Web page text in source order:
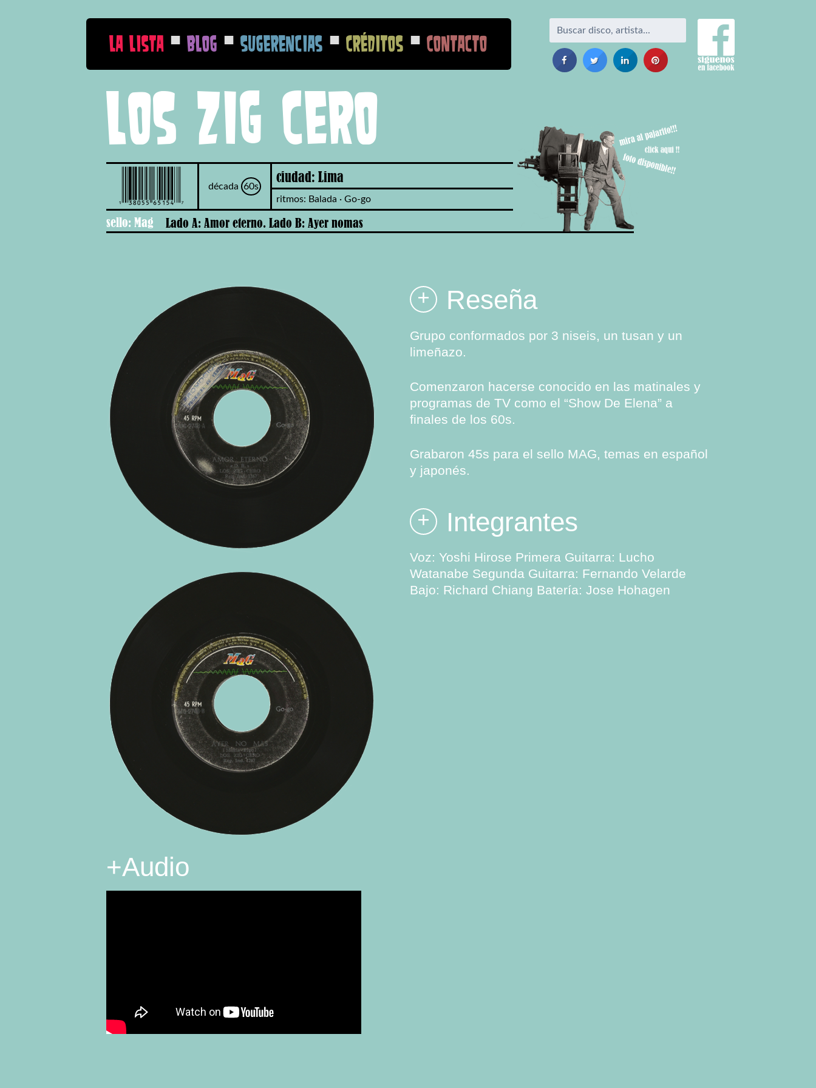
La Lista ■ Blog ■ Sugerencias ■ Créditos ■ Contacto
Los Zig Cero
década 60s
ciudad: Lima
ritmos: Balada · Go-go
sello: Mag Lado A: Amor eterno. Lado B: Ayer nomas
+ Reseña
Grupo conformados por 3 niseis, un tusan y un
limeñazo.
Comenzaron hacerse conocido en las matinales y
programas de TV como el “Show De Elena” a
finales de los 60s.
Grabaron 45s para el sello MAG, temas en español
y japonés.
+ Integrantes
Voz: Yoshi Hirose Primera Guitarra: Lucho
Watanabe Segunda Guitarra: Fernando Velarde
Bajo: Richard Chiang Batería: Jose Hohagen
+Audio